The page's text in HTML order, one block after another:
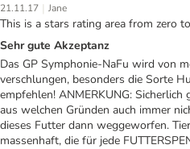
21.11.17 | Jane
This is a stars rating area from zero
Sehr gute Akzeptanz
Das GP Symphonie-NaFu wird von
verschlungen, besonders die Sorte
empfehlen! ANMERKUNG:
aus welchen Gründen auch immer
dieses Futter dann weggeworfen.
massenhaft, die für jede